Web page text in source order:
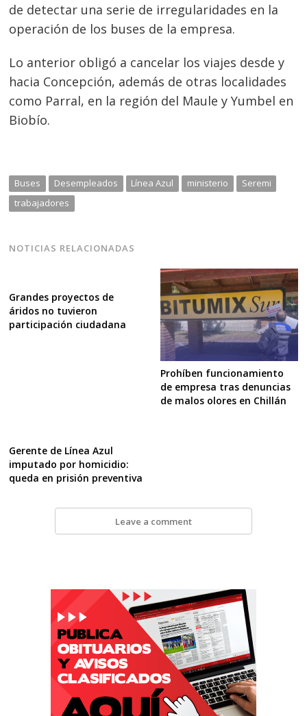
de detectar una serie de irregularidades en la
operación de los buses de la empresa.
Lo anterior obligó a cancelar los viajes desde y
hacia Concepción, además de otras localidades
como Parral, en la región del Maule y Yumbel en
Biobío.
Buses Desempleados Línea Azul ministerio
Seremi
trabajadores
NOTICIAS RELACIONADAS
Grandes proyectos de
áridos no tuvieron
participación ciudadana
Prohíben funcionamiento
de empresa tras denuncias
de malos olores en Chillán
Gerente de Línea Azul
imputado por homicidio:
queda en prisión preventiva
Leave a comment
Navegación
de
entradas